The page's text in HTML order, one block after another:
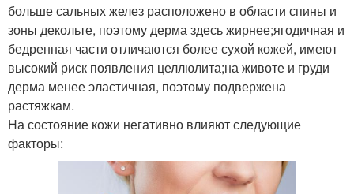
больше сальных желез расположено в области спины и
зоны декольте, поэтому дерма здесь жирнее;ягодичная и
бедренная части отличаются более сухой кожей, имеют
высокий риск появления целлюлита;на животе и груди
дерма менее эластичная, поэтому подвержена
растяжкам.
На состояние кожи негативно влияют следующие
факторы: